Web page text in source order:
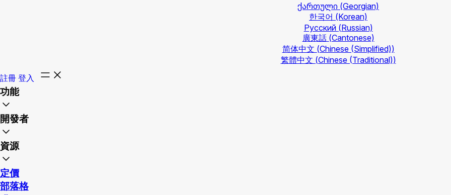
ქართული (Georgian)
한국어 (Korean)
Русский (Russian)
廣東話 (Cantonese)
简体中文 (Chinese (Simplified))
繁體中文 (Chinese (Traditional))
註冊 登入
功能
開發者
資源
定價
部落格